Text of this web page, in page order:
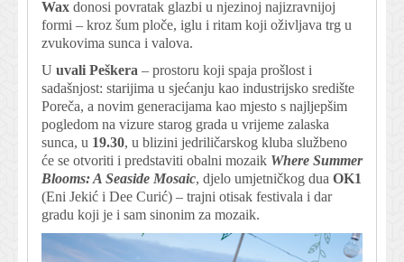
Wax donosi povratak glazbi u njezinoj najizravnijoj
formi – kroz šum ploče, iglu i ritam koji oživljava trg u
zvukovima sunca i valova.
U uvali Peškera – prostoru koji spaja prošlost i
sadašnjost: starijima u sjećanju kao industrijsko središte
Poreča, a novim generacijama kao mjesto s najljepšim
pogledom na vizure starog grada u vrijeme zalaska
sunca, u 19.30, u blizini jedriličarskog kluba službeno
će se otvoriti i predstaviti obalni mozaik Where Summer
Blooms: A Seaside Mosaic, djelo umjetničkog dua OK1
(Eni Jekić i Dee Curić) – trajni otisak festivala i dar
gradu koji je i sam sinonim za mozaik.